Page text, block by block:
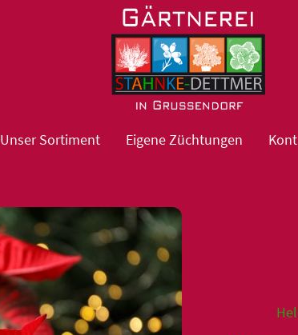
Unser Sortiment Eigene Züchtungen